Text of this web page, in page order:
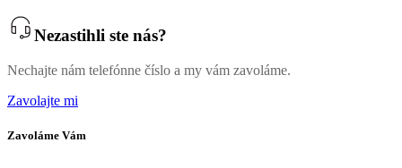
Nezastihli ste nás?
Nechajte nám telefónne číslo a my vám zavoláme.
Zavolajte mi
Zavoláme Vám